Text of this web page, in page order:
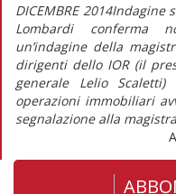
DICEMBRE
Lombardi conferma
un’indagine della
dirigenti dello IOR (il
generale Lelio
operazioni immobiliari
segnalazione alla